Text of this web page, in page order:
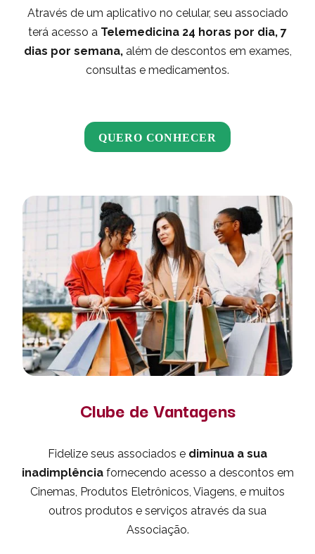
Através de um aplicativo no celular, seu associado
terá acesso a Telemedicina 24 horas por dia, 7
dias por semana,além de descontos em exames,
consultas e medicamentos.
QUERO CONHECER
Clube de Vantagens
Fidelize seus associados e diminua a sua
inadimplênciafornecendo acesso a descontos em
Cinemas, Produtos Eletrônicos, Viagens, e muitos
outros produtos e serviços através da sua
Associação.